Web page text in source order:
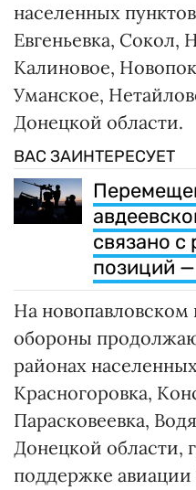
населенных
Евгеньевка, Сокол,
Калиновое,
Уманское,
Донецкой области.
ВАС ЗАИНТЕРЕСУЕТ
связано
позиций
На
обороны
районах
Красногоровка,
Парасковеевка,
Донецкой области,
поддержке авиации